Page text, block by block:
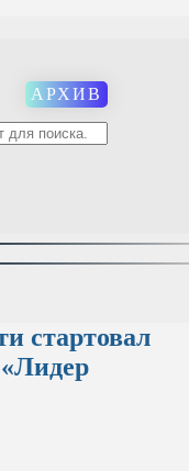
АРХИВ
стартовал